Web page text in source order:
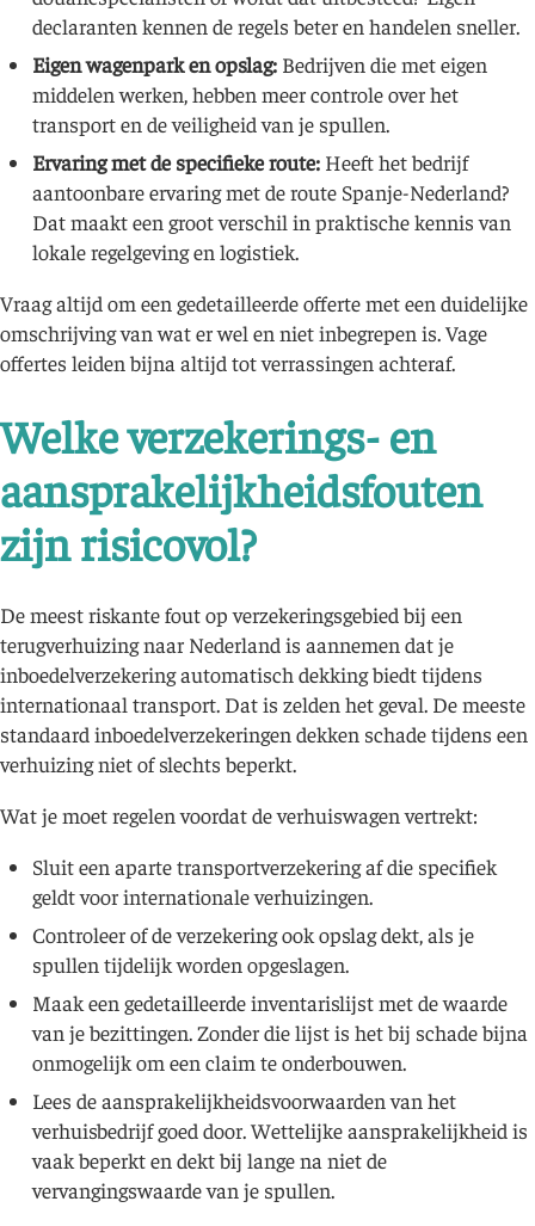
declaranten kennen de regels beter en handelen sneller.
Eigen wagenpark en opslag: Bedrijven die met eigen
middelen werken, hebben meer controle over het
transport en de veiligheid van je spullen.
Ervaring met de specifieke route: Heeft het bedrijf
aantoonbare ervaring met de route Spanje-Nederland?
Dat maakt een groot verschil in praktische kennis van
lokale regelgeving en logistiek.
Vraag altijd om een gedetailleerde offerte met een duidelijke
omschrijving van wat er wel en niet inbegrepen is. Vage
offertes leiden bijna altijd tot verrassingen achteraf.
Welke verzekerings- en
aansprakelijkheidsfouten
zijn risicovol?
De meest riskante fout op verzekeringsgebied bij een
terugverhuizing naar Nederland is aannemen dat je
inboedelverzekering automatisch dekking biedt tijdens
internationaal transport. Dat is zelden het geval. De meeste
standaard inboedelverzekeringen dekken schade tijdens een
verhuizing niet of slechts beperkt.
Wat je moet regelen voordat de verhuiswagen vertrekt:
Sluit een aparte transportverzekering af die specifiek
geldt voor internationale verhuizingen.
Controleer of de verzekering ook opslag dekt, als je
spullen tijdelijk worden opgeslagen.
Maak een gedetailleerde inventarislijst met de waarde
van je bezittingen. Zonder die lijst is het bij schade bijna
onmogelijk om een claim te onderbouwen.
Lees de aansprakelijkheidsvoorwaarden van het
verhuisbedrijf goed door. Wettelijke aansprakelijkheid is
vaak beperkt en dekt bij lange na niet de
vervangingswaarde van je spullen.